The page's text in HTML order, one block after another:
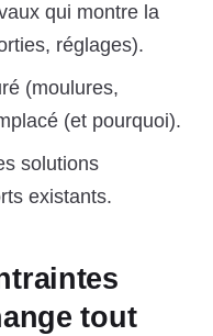
qui montre la
réglages).
(moulures,
(et pourquoi).
solutions
existants.
tout